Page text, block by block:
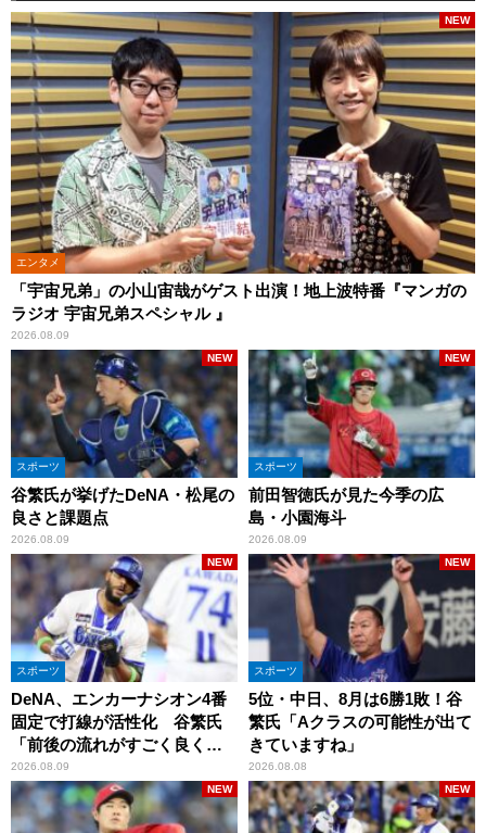
エンタメ
「宇宙兄弟」の小山宙哉がゲスト出演！地上波特番『マンガの
ラジオ 宇宙兄弟スペシャル 』
2026.08.09
NEW
スポーツ
谷繁氏が挙げたDeNA・松尾の
良さと課題点
2026.08.09
NEW
スポーツ
前田智徳氏が見た今季の広
島・小園海斗
2026.08.09
NEW
スポーツ
DeNA、エンカーナシオン4番
固定で打線が活性化 谷繁氏
「前後の流れがすごく良くな
りましたね」
2026.08.09
NEW
スポーツ
5位・中日、8月は6勝1敗！谷
繁氏「Aクラスの可能性が出て
きていますね」
2026.08.08
NEW
NEW NEW